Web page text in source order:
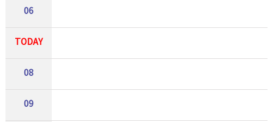
06
TODAY
08
09